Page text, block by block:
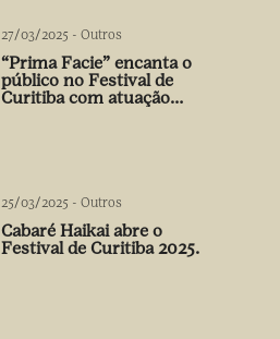
27/03/2025 - Outros
“Prima Facie” encanta o
público no Festival de
Curitiba com atuação
25/03/2025 - Outros
Cabaré Haikai abre o
Festival de Curitiba 2025.